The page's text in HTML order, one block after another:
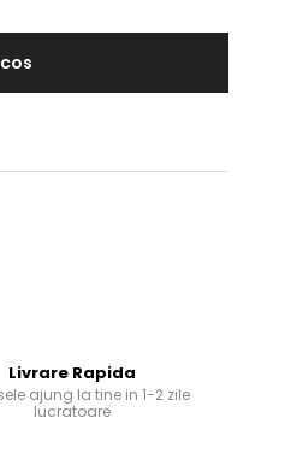
Livrare Rapida
ajung la tine in 1-2 zile
lucratoare